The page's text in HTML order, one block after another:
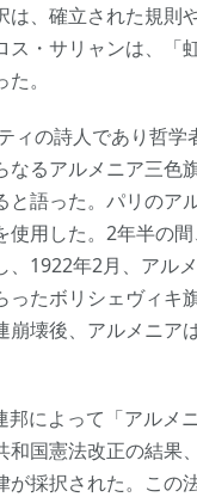
、確立された規則
ス・サリャンは、「
。
ィの詩人であり哲
なるアルメニア三色
語った。パリのア
使用した。2年半の
、1922年2月、アル
ったボリシェヴィキ
壊後、アルメニア
によって「アルメ
国憲法改正の結果
が採択された。この